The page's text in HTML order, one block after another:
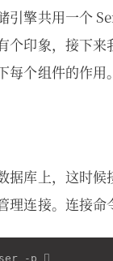
引擎共用一个
个印象，接下
个组件的作用。
据库上，这时
连接。连接命
-p 